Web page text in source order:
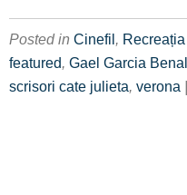
Posted in Cinefil,
featured, Gael Garcia Benal
scrisori cate julieta, verona |